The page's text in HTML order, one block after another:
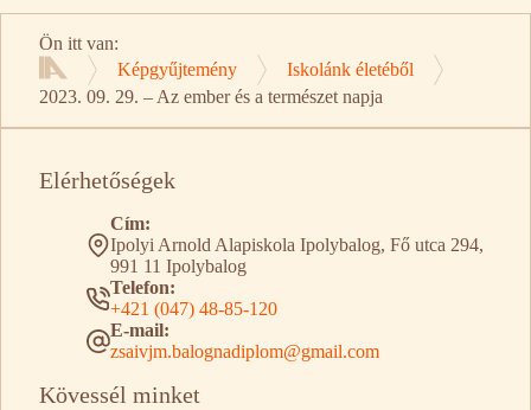
Ön itt van:
Kezdőlap
Képgyűjtemény
Iskolánk életéből
2023. 09. 29. – Az ember és a természet napja
Elérhetőségek
Cím:
Ipolyi Arnold Alapiskola Ipolybalog, Fő utca 294,
991 11 Ipolybalog
Telefon:
+421 (047) 48-85-120
E-mail:
zsaivjm.balognadiplom@gmail.com
Kövessél minket